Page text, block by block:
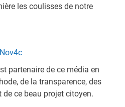
les coulisses de notre
partenaire de ce média en
de la transparence, des
de ce beau projet citoyen.